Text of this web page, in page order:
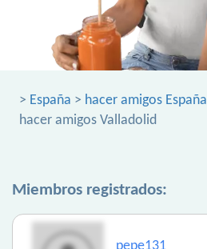
> España > hacer amigos España
hacer amigos Valladolid
Miembros registrados: